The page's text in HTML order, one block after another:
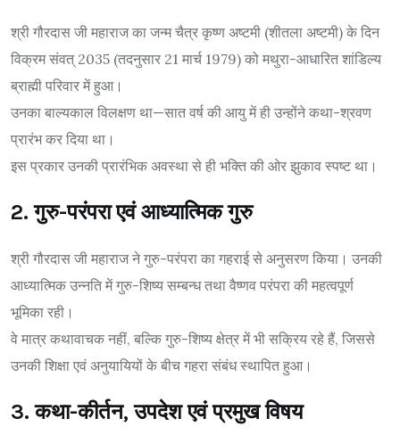
श्री गौरदास जी महाराज का जन्म चैत्र कृष्ण अष्टमी (शीतला अष्टमी) के दिन
विक्रम संवत् 2035 (तदनुसार 21 मार्च 1979) को मथुरा-आधारित शांडिल्य
ब्राह्मी परिवार में हुआ।
उनका बाल्यकाल विलक्षण था—सात वर्ष की आयु में ही उन्होंने कथा-श्रवण
प्रारंभ कर दिया था।
इस प्रकार उनकी प्रारंभिक अवस्था से ही भक्ति की ओर झुकाव स्पष्ट था।
2. गुरु-परंपरा एवं आध्यात्मिक गुरु
श्री गौरदास जी महाराज ने गुरु-परंपरा का गहराई से अनुसरण किया। उनकी
आध्यात्मिक उन्नति में गुरु-शिष्य सम्बन्ध तथा वैष्णव परंपरा की महत्वपूर्ण
भूमिका रही।
वे मात्र कथावाचक नहीं, बल्कि गुरु-शिष्य क्षेत्र में भी सक्रिय रहे हैं, जिससे
उनकी शिक्षा एवं अनुयायियों के बीच गहरा संबंध स्थापित हुआ।
3. कथा-कीर्तन, उपदेश एवं प्रमुख विषय